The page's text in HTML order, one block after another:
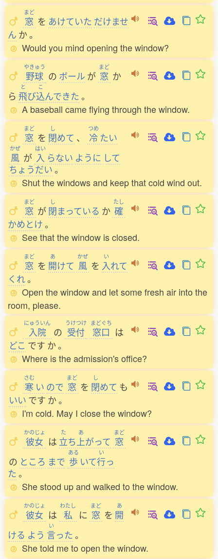
まど
窓 を あけていた だけませ
ん か。
Would you mind opening the window?
やきゅう
野球 の ボール が
まど
窓 か
ら
と
飛び
こ
込んできた。
A baseball came flying through the window.
まど
窓 を
し
閉めて 、
つめ
冷たい
かぜ
風 が
はい
入 らない ように して
ちょうだい。
Shut the windows and keep that cold wind out.
まど
窓 が
し
閉まっている か
たし
確
かめとけ。
See that the window is closed.
まど
窓 を
あ
開けて
かぜ
風 を
い
入れて
くれ。
Open the window and let some fresh air into the
room, please.
にゅういん
入院 の
うけつけ
受付
まどぐち
窓口 は
どこ です か。
Where is the admission's office?
さむ
寒 い ので
まど
窓 を
し
閉めて も
いい です か。
I'm cold. May I close the window?
かのじょ
彼女 は
た
立ち
あ
上がって
まど
窓
の ところ まで
ある
歩 いて
い
行っ
た。
She stood up and walked to the window.
かのじょ
彼女 は
わたし
私 に
まど
窓 を
あ
開
ける よう
い
言った。
She told me to open the window.